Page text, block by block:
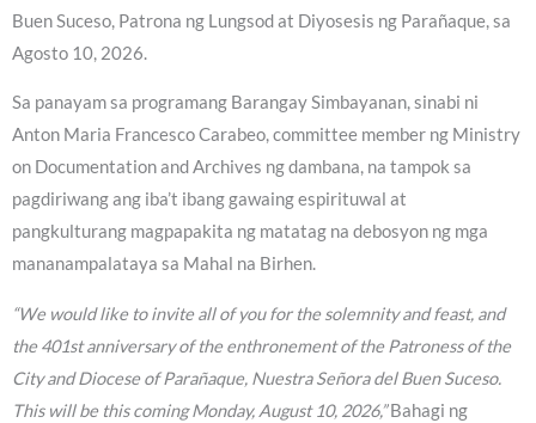
Buen Suceso, Patrona ng Lungsod at Diyosesis ng Parañaque, sa
Agosto 10, 2026.
Sa panayam sa programang Barangay Simbayanan, sinabi ni
Anton Maria Francesco Carabeo, committee member ng Ministry
on Documentation and Archives ng dambana, na tampok sa
pagdiriwang ang iba’t ibang gawaing espirituwal at
pangkulturang magpapakita ng matatag na debosyon ng mga
mananampalataya sa Mahal na Birhen.
“We would like to invite all of you for the solemnity and feast, and
the 401st anniversary of the enthronement of the Patroness of the
City and Diocese of Parañaque, Nuestra Señora del Buen Suceso.
This will be this coming Monday, August 10, 2026,”Bahagi ng